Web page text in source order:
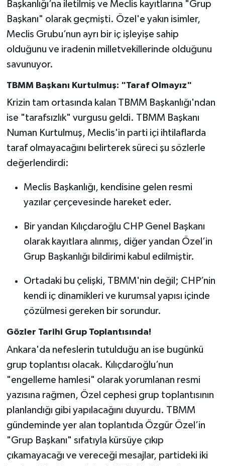
Başkanlığı’na iletilmiş ve Meclis kayıtlarına "Grup
Başkanı" olarak geçmişti. Özel'e yakın isimler,
Meclis Grubu’nun ayrı bir iç işleyişe sahip
olduğunu ve iradenin milletvekillerinde olduğunu
savunuyor.
TBMM Başkanı Kurtulmuş: "Taraf Olmayız"
Krizin tam ortasında kalan TBMM Başkanlığı'ndan
ise "tarafsızlık" vurgusu geldi. TBMM Başkanı
Numan Kurtulmuş, Meclis'in parti içi ihtilaflarda
taraf olmayacağını belirterek süreci şu sözlerle
değerlendirdi:
Meclis Başkanlığı, kendisine gelen resmi
yazılar çerçevesinde hareket eder.
Bir yandan Kılıçdaroğlu CHP Genel Başkanı
olarak kayıtlara alınmış, diğer yandan Özel’in
Grup Başkanlığı bildirimi kabul edilmiştir.
Ortadaki bu çelişki, TBMM'nin değil; CHP’nin
kendi iç dinamikleri ve kurumsal yapısı içinde
çözülmesi gereken bir sorundur.
Gözler Tarihi Grup Toplantısında!
Ankara'da nefeslerin tutulduğu an ise bugünkü
grup toplantısı olacak. Kılıçdaroğlu’nun
"engelleme hamlesi" olarak yorumlanan resmi
yazısına rağmen, Özel cephesi grup toplantısının
planlandığı gibi yapılacağını duyurdu. TBMM
gündeminde yer alan toplantıda Özgür Özel’in
"Grup Başkanı" sıfatıyla kürsüye çıkıp
çıkamayacağı ve vereceği mesajlar, partideki iki